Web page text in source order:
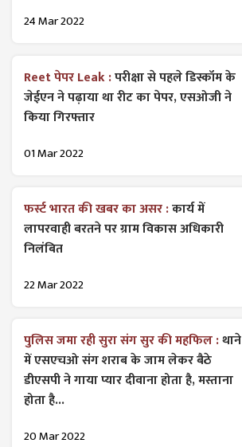
24 Mar 2022
Reet पेपर Leak :परीक्षा से पहले डिस्कॉम के
जेईएन ने पढ़ाया था रीट का पेपर, एसओजी ने
किया गिरफ्तार
01 Mar 2022
फर्स्ट भारत की खबर का असर :कार्य में
लापरवाही बरतने पर ग्राम विकास अधिकारी
निलंबित
22 Mar 2022
पुलिस जमा रही सुरा संग सुर की महफिल :थाने
में एसएचओ संग शराब के जाम लेकर बैठे
डीएसपी ने गाया प्यार दीवाना होता है, मस्ताना
होता है...
20 Mar 2022